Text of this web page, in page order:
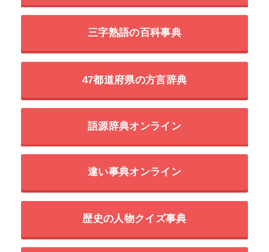
三字熟語の百科事典
47都道府県の方言辞典
語源辞典オンライン
違い事典オンライン
歴史の人物クイズ事典